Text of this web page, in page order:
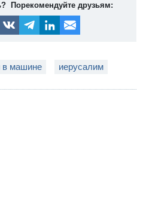
Порекомендуйте друзьям:
в машине иерусалим